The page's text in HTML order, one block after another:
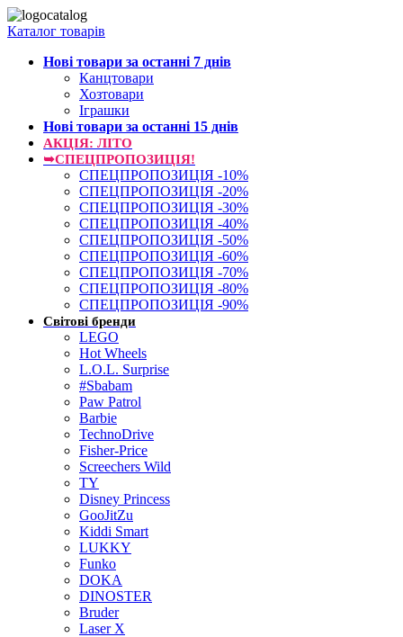
Каталог товарів
Нові товари за останнi 7 днiв
Канцтовари
Хозтовари
Іграшки
Нові товари за останнi 15 днiв
АКЦІЯ: ЛІТО
➥СПЕЦПРОПОЗИЦІЯ!
СПЕЦПРОПОЗИЦІЯ -10%
СПЕЦПРОПОЗИЦІЯ -20%
СПЕЦПРОПОЗИЦІЯ -30%
СПЕЦПРОПОЗИЦІЯ -40%
СПЕЦПРОПОЗИЦІЯ -50%
СПЕЦПРОПОЗИЦІЯ -60%
СПЕЦПРОПОЗИЦІЯ -70%
СПЕЦПРОПОЗИЦІЯ -80%
СПЕЦПРОПОЗИЦІЯ -90%
Світові бренди
LEGO
Hot Wheels
L.O.L. Surprise
#Sbabam
Paw Patrol
Barbie
TechnoDrive
Fisher-Price
Screechers Wild
TY
Disney Princess
GooJitZu
Kiddi Smart
LUKKY
Funko
DOKA
DINOSTER
Bruder
Laser X